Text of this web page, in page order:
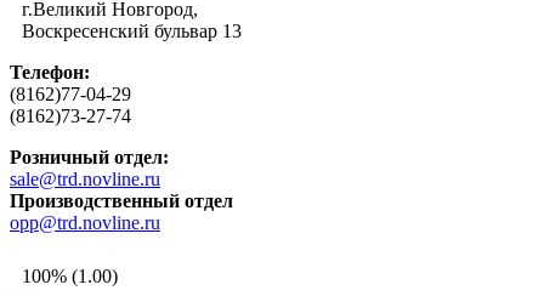
г.Великий Новгород,
Воскресенский бульвар 13
Телефон:
(8162)77-04-29
(8162)73-27-74
Розничный отдел:
sale@trd.novline.ru
Производственный отдел
opp@trd.novline.ru
100% (1.00)